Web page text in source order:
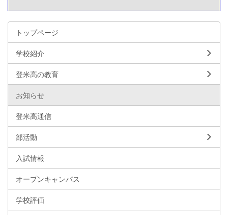
トップページ
学校紹介
登米高の教育
お知らせ
登米高通信
部活動
入試情報
オープンキャンパス
学校評価